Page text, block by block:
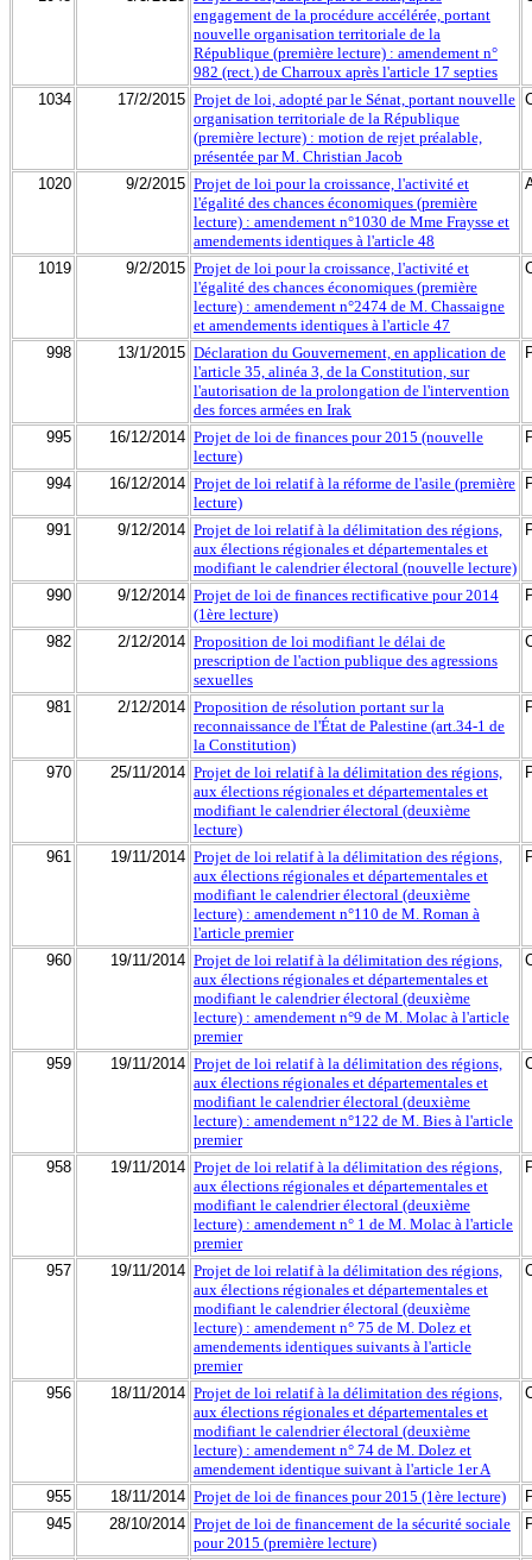
engagement de la procédure accélérée, portant
nouvelle organisation territoriale de la
République (première lecture) : amendement n°
982 (rect.) de Charroux après l'article 17 septies
1034 17/2/2015 Projet de loi, adopté par le Sénat, portant nouvelle
organisation territoriale de la République
(première lecture) : motion de rejet préalable,
présentée par M. Christian Jacob
1020 9/2/2015 Projet de loi pour la croissance, l'activité et
l'égalité des chances économiques (première
lecture) : amendement n°1030 de Mme Fraysse et
amendements identiques à l'article 48
1019 9/2/2015 Projet de loi pour la croissance, l'activité et
l'égalité des chances économiques (première
lecture) : amendement n°2474 de M. Chassaigne
et amendements identiques à l'article 47
998 13/1/2015 Déclaration du Gouvernement, en application de
l'article 35, alinéa 3, de la Constitution, sur
l'autorisation de la prolongation de l'intervention
des forces armées en Irak
995 16/12/2014 Projet de loi de finances pour 2015 (nouvelle
lecture)
994 16/12/2014 Projet de loi relatif à la réforme de l'asile (première
lecture)
991 9/12/2014 Projet de loi relatif à la délimitation des régions,
aux élections régionales et départementales et
modifiant le calendrier électoral (nouvelle lecture)
990 9/12/2014 Projet de loi de finances rectificative pour 2014
(1ère lecture)
982 2/12/2014 Proposition de loi modifiant le délai de
prescription de l'action publique des agressions
sexuelles
981 2/12/2014 Proposition de résolution portant sur la
reconnaissance de l'État de Palestine (art.34-1 de
la Constitution)
970 25/11/2014 Projet de loi relatif à la délimitation des régions,
aux élections régionales et départementales et
modifiant le calendrier électoral (deuxième
lecture)
961 19/11/2014 Projet de loi relatif à la délimitation des régions,
aux élections régionales et départementales et
modifiant le calendrier électoral (deuxième
lecture) : amendement n°110 de M. Roman à
l'article premier
960 19/11/2014 Projet de loi relatif à la délimitation des régions,
aux élections régionales et départementales et
modifiant le calendrier électoral (deuxième
lecture) : amendement n°9 de M. Molac à l'article
premier
959 19/11/2014 Projet de loi relatif à la délimitation des régions,
aux élections régionales et départementales et
modifiant le calendrier électoral (deuxième
lecture) : amendement n°122 de M. Bies à l'article
premier
958 19/11/2014 Projet de loi relatif à la délimitation des régions,
aux élections régionales et départementales et
modifiant le calendrier électoral (deuxième
lecture) : amendement n° 1 de M. Molac à l'article
premier
957 19/11/2014 Projet de loi relatif à la délimitation des régions,
aux élections régionales et départementales et
modifiant le calendrier électoral (deuxième
lecture) : amendement n° 75 de M. Dolez et
amendements identiques suivants à l'article
premier
956 18/11/2014 Projet de loi relatif à la délimitation des régions,
aux élections régionales et départementales et
modifiant le calendrier électoral (deuxième
lecture) : amendement n° 74 de M. Dolez et
amendement identique suivant à l'article 1er A
955 18/11/2014 Projet de loi de finances pour 2015 (1ère lecture)
945
28/10/2014 Projet de loi de financement de la sécurité sociale
pour 2015 (première lecture)